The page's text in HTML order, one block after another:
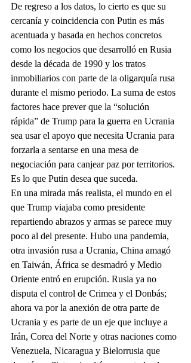
De regreso a los datos, lo cierto es que su
cercanía y coincidencia con Putin es más
acentuada y basada en hechos concretos
como los negocios que desarrolló en Rusia
desde la década de 1990 y los tratos
inmobiliarios con parte de la oligarquía rusa
durante el mismo periodo. La suma de estos
factores hace prever que la “solución
rápida” de Trump para la guerra en Ucrania
sea usar el apoyo que necesita Ucrania para
forzarla a sentarse en una mesa de
negociación para canjear paz por territorios.
Es lo que Putin desea que suceda.
En una mirada más realista, el mundo en el
que Trump viajaba como presidente
repartiendo abrazos y armas se parece muy
poco al del presente. Hubo una pandemia,
otra invasión rusa a Ucrania, China amagó
en Taiwán, África se desmadró y Medio
Oriente entró en erupción. Rusia ya no
disputa el control de Crimea y el Donbás;
ahora va por la anexión de otra parte de
Ucrania y es parte de un eje que incluye a
Irán, Corea del Norte y otras naciones como
Venezuela, Nicaragua y Bielorrusia que